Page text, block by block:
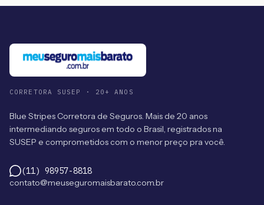
CORRETORA SUSEP · 20+ ANOS
Blue Stripes Corretora de Seguros. Mais de 20 anos
intermediando seguros em todo o Brasil, registrados na
SUSEP e comprometidos com o menor preço pra você.
(11) 98957-8818
contato@meuseguromaisbarato.com.br